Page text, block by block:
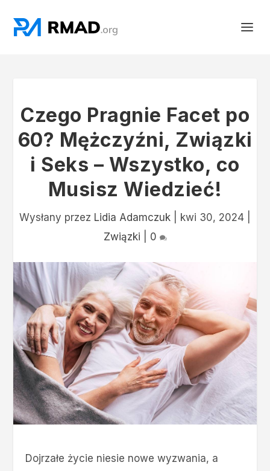
Czego Pragnie Facet po
60? Mężczyźni, Związki
i Seks – Wszystko, co
Musisz Wiedzieć!
Wysłany przez Lidia Adamczuk kwi 30, 2024
Związki
0
Dojrzałe życie niesie nowe wyzwania, a